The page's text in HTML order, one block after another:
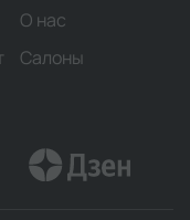
О нас
Салоны